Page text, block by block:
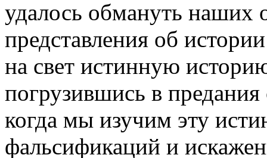
удалось обмануть наших
представления об
на свет истинную
погрузившись в
когда мы изучим эту
фальсификаций и